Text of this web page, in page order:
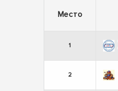
Место
1
2